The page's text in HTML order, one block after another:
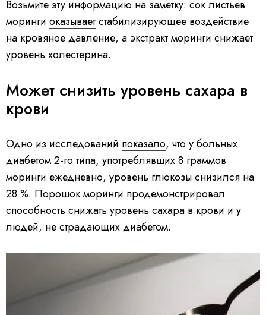
Возьмите эту информацию на заметку: сок листьев
моринги оказываетстабилизирующее воздействие
на кровяное давление, а экстракт моринги снижает
уровень холестерина.
Может снизить уровень сахара в
крови
Одно из исследований показало, что у больных
диабетом 2-го типа, употреблявших 8 граммов
моринги ежедневно, уровень глюкозы снизился на
28 %. Порошок моринги продемонстрировал
способность снижать уровень сахара в крови и у
людей, не страдающих диабетом.